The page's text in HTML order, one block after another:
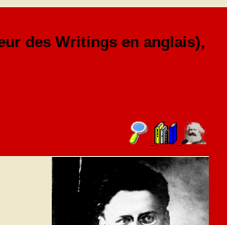
des Writings en anglais),